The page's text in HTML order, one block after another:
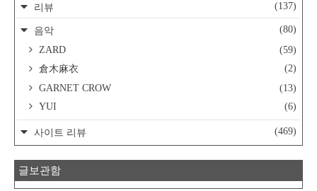
리뷰 (137)
음악
(80)
ZARD
(59)
倉木麻衣
(2)
GARNET CROW
(13)
YUI
(6)
사이트 리뷰 (469)
글보관함